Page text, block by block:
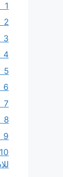
1 、 1 、 تصميم مقاوم للتسرب
2 、 سطح ناعم الملمس
3 、 نطاق الحجم المحمول
4 、 أغطية مرمزة بالألوان
5 、 فتحة فم واسعة
6 、 جسم ملائم للعصر
7 、 خيارات الخطاف والشفط
8 、 طباعة العلامات التجارية المخصصة
9 、صديق للبيئة